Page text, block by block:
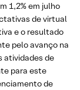
1,2% em julho
de virtual
e o resultado
pelo avanço na
atividades de
para este
de